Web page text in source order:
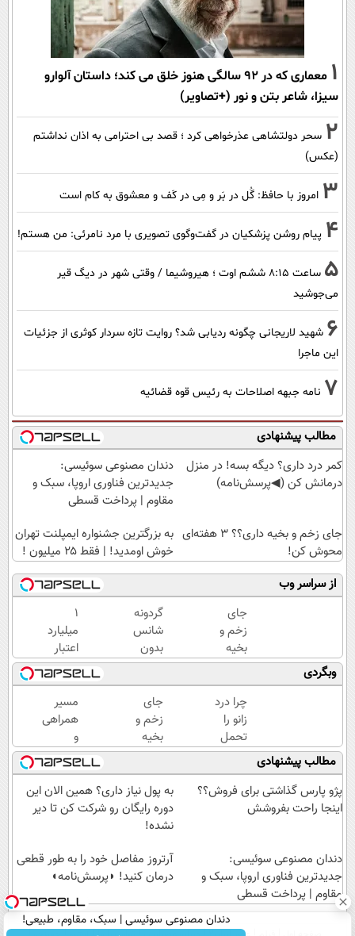
1
معماری که در 92 سالگی هنوز خلق می کند؛ داستان آلوارو
سیزا، شاعر بتن و نور (+تصاویر)
2 سحر دولتشاهی عذرخواهی کرد ؛ قصد بی احترامی به اذان نداشتم
(عکس)
3 امروز با حافظ: گُل در بَر و مِی در کَف و معشوق به کام است
4 پیام روشن پزشکیان در گفت‌و‌گوی تصویری با مرد نامرئی: من هستم!
5
ساعت ۸:۱۵ ششم اوت ؛ هیروشیما / وقتی شهر در دیگ قیر
می‌جوشید
6 شهید لاریجانی چگونه ردیابی شد؟ روایت تازه سردار کوثری از جزئیات
این ماجرا
7 نامه جبهه اصلاحات به رئیس قوه قضائیه
مطالب پیشنهادی
کمر درد داری؟ دیگه بسه! در منزل
درمانش کن (◀پرسش‌نامه)
دندان مصنوعی سوئیسی:
جدیدترین فناوری اروپا، سبک و
مقاوم | پرداخت قسطی
جای زخم و بخیه داری؟؟ 3 هفته‌ای
محوش کن!
به بزرگترین جشنواره ایمپلنت تهران
خوش اومدید! | فقط ۲۵ میلیون !
از سراسر وب
جای
زخم و
بخیه
داری؟؟
3
هفته‌ای
محوش
کن!
گردونه
شانس
بدون
پوچ از
PS5
تا
آیفون17
و بیت
کوین
🔥
۱
میلیارد
اعتبار
خرید
طلا |
بدون
ضامن
و چک
وبگردی
چرا درد
زانو را
تحمل
می‌کنی؟
خیلی
ساده
جای
زخم و
بخیه
داری؟؟
3
هفته‌ای
محوش
کن!
مسیر
همراهی
و
گزارش
عملکرد
گروه
اسنپ
مطالب پیشنهادی
پژو پارس گذاشتی برای فروش؟؟
اینجا راحت بفروشش
به پول نیاز داری؟ همین الان این
دوره رایگان رو شرکت کن تا دیر
نشده!
دندان مصنوعی سوئیسی:
جدیدترین فناوری اروپا، سبک و
مقاوم | پرداخت قسطی
آرتروز مفاصل خود را به طور قطعی
درمان کنید! ◗پرسش‌نامه◖
دندان مصنوعی سوئیسی | سبک، مقاوم، طبیعی!